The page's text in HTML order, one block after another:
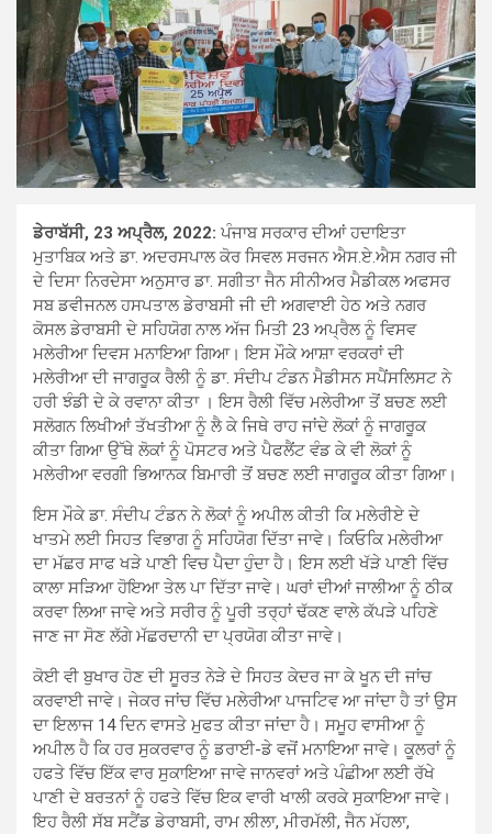
ਡੇਰਾਬੱਸੀ, 23 ਅਪ੍ਰੈਲ, 2022: ਪੰਜਾਬ ਸਰਕਾਰ ਦੀਆਂ ਹਦਾਇਤਾ
ਮੁਤਾਬਿਕ ਅਤੇ ਡਾ. ਅਦਰਸਪਾਲ ਕੋਰ ਸਿਵਲ ਸਰਜਨ ਐਸ.ਏ.ਐਸ ਨਗਰ ਜੀ
ਦੇ ਦਿਸਾ ਨਿਰਦੇਸਾ ਅਨੁਸਾਰ ਡਾ. ਸਗੀਤਾ ਜੈਨ ਸੀਨੀਅਰ ਮੈਡੀਕਲ ਅਫਸਰ
ਸਬ ਡਵੀਜਨਲ ਹਸਪਤਾਲ ਡੇਰਾਬਸੀ ਜੀ ਦੀ ਅਗਵਾਈ ਹੇਠ ਅਤੇ ਨਗਰ
ਕੋਸਲ ਡੇਰਾਬਸੀ ਦੇ ਸਹਿਯੋਗ ਨਾਲ ਅੱਜ ਮਿਤੀ 23 ਅਪ੍ਰੈਲ ਨੂੰ ਵਿਸਵ
ਮਲੇਰੀਆ ਦਿਵਸ ਮਨਾਇਆ ਗਿਆ। ਇਸ ਮੌਕੇ ਆਸ਼ਾ ਵਰਕਰਾਂ ਦੀ
ਮਲੇਰੀਆ ਦੀ ਜਾਗਰੂਕ ਰੈਲੀ ਨੂੰ ਡਾ. ਸੰਦੀਪ ਟੰਡਨ ਮੈਡੀਸਨ ਸਪੈਂਸਲਿਸਟ ਨੇ
ਹਰੀ ਝੰਡੀ ਦੇ ਕੇ ਰਵਾਨਾ ਕੀਤਾ । ਇਸ ਰੈਲੀ ਵਿੱਚ ਮਲੇਰੀਆ ਤੋਂ ਬਚਣ ਲਈ
ਸਲੋਗਨ ਲਿਖੀਆਂ ਤੱਖਤੀਆ ਨੂੰ ਲੈ ਕੇ ਜਿਥੇ ਰਾਹ ਜਾਂਦੇ ਲੋਕਾਂ ਨੂੰ ਜਾਗਰੂਕ
ਕੀਤਾ ਗਿਆ ਉੱਥੇ ਲੋਕਾਂ ਨੂੰ ਪੋਸਟਰ ਅਤੇ ਪੈਫਲੈਂਟ ਵੰਡ ਕੇ ਵੀ ਲੋਕਾਂ ਨੂੰ
ਮਲੇਰੀਆ ਵਰਗੀ ਭਿਆਨਕ ਬਿਮਾਰੀ ਤੋਂ ਬਚਣ ਲਈ ਜਾਗਰੂਕ ਕੀਤਾ ਗਿਆ।
ਇਸ ਮੌਕੇ ਡਾ. ਸੰਦੀਪ ਟੰਡਨ ਨੇ ਲੋਕਾਂ ਨੂੰ ਅਪੀਲ ਕੀਤੀ ਕਿ ਮਲੇਰੀਏ ਦੇ
ਖਾਤਮੇ ਲਈ ਸਿਹਤ ਵਿਭਾਗ ਨੂੰ ਸਹਿਯੋਗ ਦਿੱਤਾ ਜਾਵੇ। ਕਿਓਕਿ ਮਲੇਰੀਆ
ਦਾ ਮੱਛਰ ਸਾਫ ਖੜੇ ਪਾਣੀ ਵਿਚ ਪੈਦਾ ਹੁੰਦਾ ਹੈ। ਇਸ ਲਈ ਖੱੜੇ ਪਾਣੀ ਵਿੱਚ
ਕਾਲਾ ਸੜਿਆ ਹੋਇਆ ਤੇਲ ਪਾ ਦਿੱਤਾ ਜਾਵੇ। ਘਰਾਂ ਦੀਆਂ ਜਾਲੀਆ ਨੂੰ ਠੀਕ
ਕਰਵਾ ਲਿਆ ਜਾਵੇ ਅਤੇ ਸਰੀਰ ਨੂੰ ਪੂਰੀ ਤਰ੍ਹਾਂ ਢੱਕਣ ਵਾਲੇ ਕੱਪੜੇ ਪਹਿਣੇ
ਜਾਣ ਜਾ ਸੋਣ ਲੱਗੇ ਮੱਛਰਦਾਨੀ ਦਾ ਪ੍ਰਯੋਗ ਕੀਤਾ ਜਾਵੇ।
ਕੋਈ ਵੀ ਬੁਖਾਰ ਹੋਣ ਦੀ ਸੂਰਤ ਨੇੜੇ ਦੇ ਸਿਹਤ ਕੇਦਰ ਜਾ ਕੇ ਖੂਨ ਦੀ ਜਾਂਚ
ਕਰਵਾਈ ਜਾਵੇ। ਜੇਕਰ ਜਾਂਚ ਵਿੱਚ ਮਲੇਰੀਆ ਪਾਜਟਿਵ ਆ ਜਾਂਦਾ ਹੈ ਤਾਂ ਉਸ
ਦਾ ਇਲਾਜ 14 ਦਿਨ ਵਾਸਤੇ ਮੁਫਤ ਕੀਤਾ ਜਾਂਦਾ ਹੈ। ਸਮੂਹ ਵਾਸੀਆ ਨੂੰ
ਅਪੀਲ ਹੈ ਕਿ ਹਰ ਸੁਕਰਵਾਰ ਨੂੰ ਡਰਾਈ-ਡੇ ਵਜੋਂ ਮਨਾਇਆ ਜਾਵੇ। ਕੂਲਰਾਂ ਨੂੰ
ਹਫਤੇ ਵਿੱਚ ਇੱਕ ਵਾਰ ਸੁਕਾਇਆ ਜਾਵੇ ਜਾਨਵਰਾਂ ਅਤੇ ਪੰਛੀਆ ਲਈ ਰੱਖੇ
ਪਾਣੀ ਦੇ ਬਰਤਨਾਂ ਨੂੰ ਹਫਤੇ ਵਿੱਚ ਇਕ ਵਾਰੀ ਖਾਲੀ ਕਰਕੇ ਸੁਕਾਇਆ ਜਾਵੇ।
ਇਹ ਰੈਲੀ ਸੱਬ ਸਟੈਂਡ ਡੇਰਾਬਸੀ, ਰਾਮ ਲੀਲਾ, ਮੀਰਮੱਲੀ, ਜੈਨ ਮੱਹਲਾ,